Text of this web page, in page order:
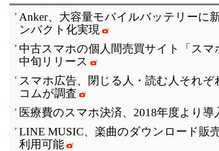
Anker、大容量モバイルバッテリー
ンパクト化実現
中古スマホの個人間売買サイト「ス
中旬リリース
スマホ広告、閉じる人・読む人それ
コムが調査
医療費のスマホ決済、2018年度より
LINE MUSIC、楽曲のダウンロード
利用可能